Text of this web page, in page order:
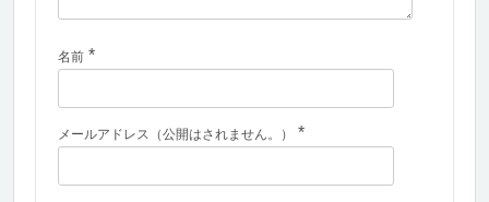
名前 *
メールアドレス（公開はされません。） *